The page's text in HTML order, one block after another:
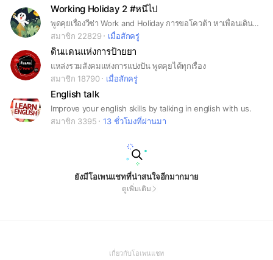
Working Holiday 2 #หนีไป
พูดคุยเรื่องวีซ่า Work and Holiday การขอโควต้า หาเพื่อนเดินทางและการใช้ชีวิตในออสเตรเลีย
สมาชิก 22829
เมื่อสักครู่
ดินแดนแห่งการป้ายยา
แหล่งรวมสังคมแห่งการแบ่งปัน พูดคุยได้ทุกเรื่อง
สมาชิก 18790
เมื่อสักครู่
English talk
Improve your english skills by talking in english with us.
สมาชิก 3395
13 ชั่วโมงที่ผ่านมา
ยังมีโอเพนแชทที่น่าสนใจอีกมากมาย
ดูเพิ่มเติม
เกี่ยวกับโอเพนแชท(Open